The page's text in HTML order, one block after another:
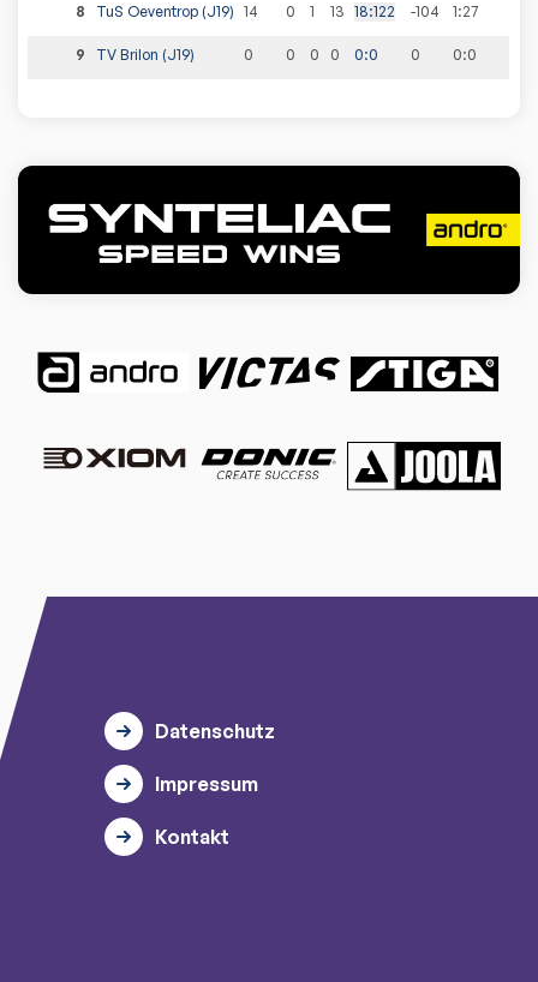
8 TuS Oeventrop (J19) 14 0 1 13 18:122 -104 1:27
9 TV Brilon (J19) 0 0 0 0 0:0 0 0:0
Datenschutz
Impressum
Kontakt